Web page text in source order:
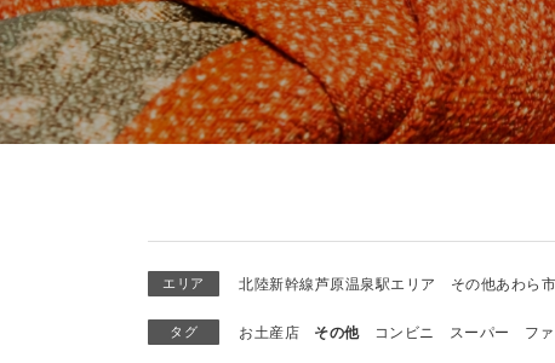
エリア 北陸新幹線芦原温泉駅エリア その他あわら
タグ お土産店 その他 コンビニ スーパー フ